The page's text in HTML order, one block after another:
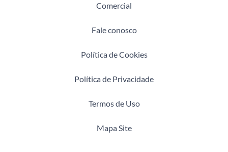
Comercial
Fale conosco
Política de Cookies
Política de Privacidade
Termos de Uso
Mapa Site